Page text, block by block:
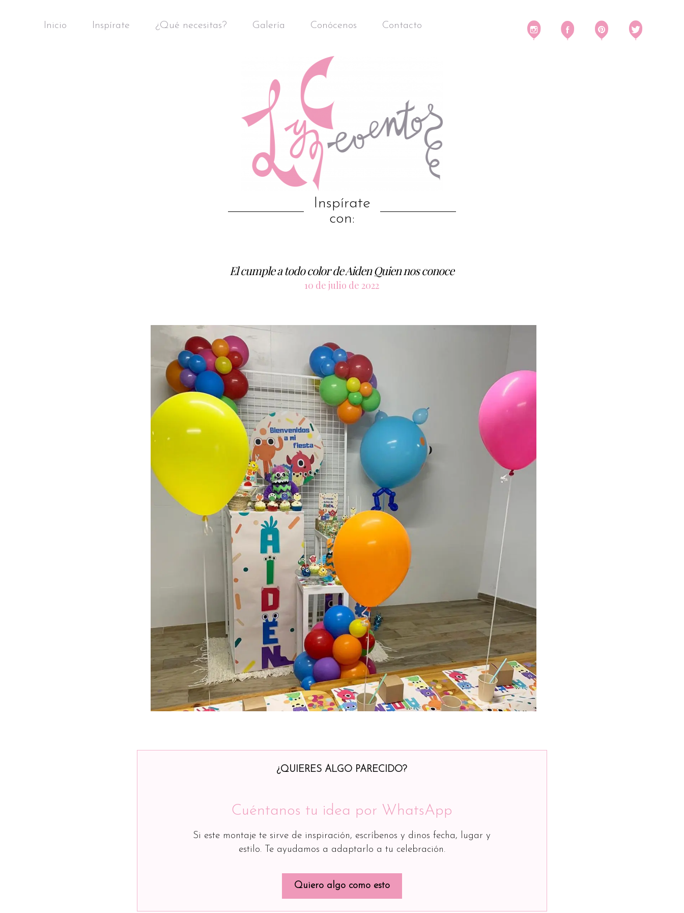
Inicio Inspírate ¿Qué necesitas? Galería Conócenos Contacto
Inspírate
con:
El cumple a todo color de Aiden Quien nos conoce
10 de julio de 2022
¿QUIERES ALGO PARECIDO?
Cuéntanos tu idea por WhatsApp
Si este montaje te sirve de inspiración, escríbenos y dinos fecha, lugar y
estilo. Te ayudamos a adaptarlo a tu celebración.
Quiero algo como esto